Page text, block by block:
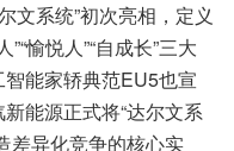
文系统”初次亮相，定义
”“愉悦人”“自成长”三大
能家轿典范EU5也宣
能源正式将“达尔文系
差异化竞争的核心实